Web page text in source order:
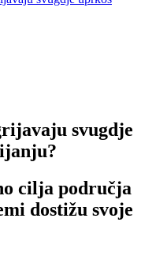
svugdje
cilja područja
dostižu svoje